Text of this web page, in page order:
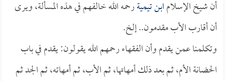
أن شيخ الإسلامابن تيميةرحمه الله خالفهم في هذه المسألة، ويرى
أن أقارب الأب مقدمون.. إلخ.
وتكلمنا عمن يقدم وأن الفقهاء رحمهم الله يقولون: يقدم في باب
الحضانة الأم، ثم بعد ذلك أمهاتها، ثم الأب، ثم أمهاته، ثم الجد ثم